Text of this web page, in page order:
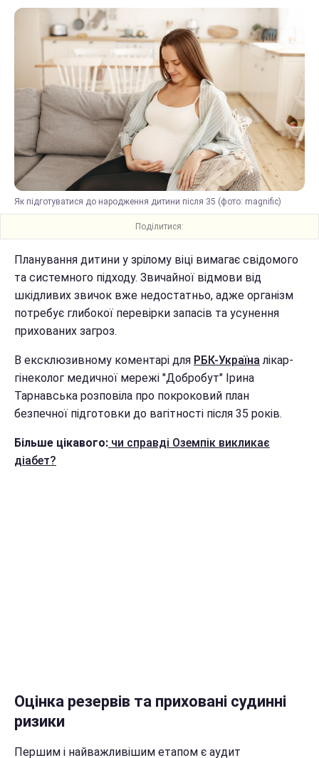
Як підготуватися до народження дитини після 35 (фото: magnific)
Поділитися:
Планування дитини у зрілому віці вимагає свідомого
та системного підходу. Звичайної відмови від
шкідливих звичок вже недостатньо, адже організм
потребує глибокої перевірки запасів та усунення
прихованих загроз.
В ексклюзивному коментарі для РБК-Україна лікар-
гінеколог медичної мережі "Добробут" Ірина
Тарнавська розповіла про покроковий план
безпечної підготовки до вагітності після 35 років.
Більше цікавого: чи справді Оземпік викликає
діабет?
Оцінка резервів та приховані судинні
ризики
Першим і найважливішим етапом є аудит